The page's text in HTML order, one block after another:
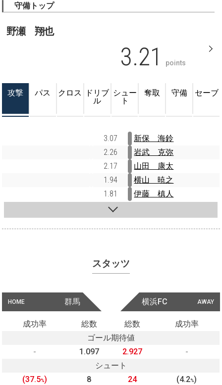
守備トップ
野瀬 翔也
3.21 points
攻撃 パス クロス
ドリブ
ル
シュー
ト
奪取 守備 セーブ
3.07
新保 海鈴
2.26
岩武 克弥
2.17
山田 康太
1.94
横山 暁之
1.81
伊藤 槙人
スタッツ
HOME 群馬 AWAY
横浜FC
成功率 総数 総数
成功率
ゴール期待値
-
1.097 2.927
-
シュート
(37.5%) 8 24 (4.2%)